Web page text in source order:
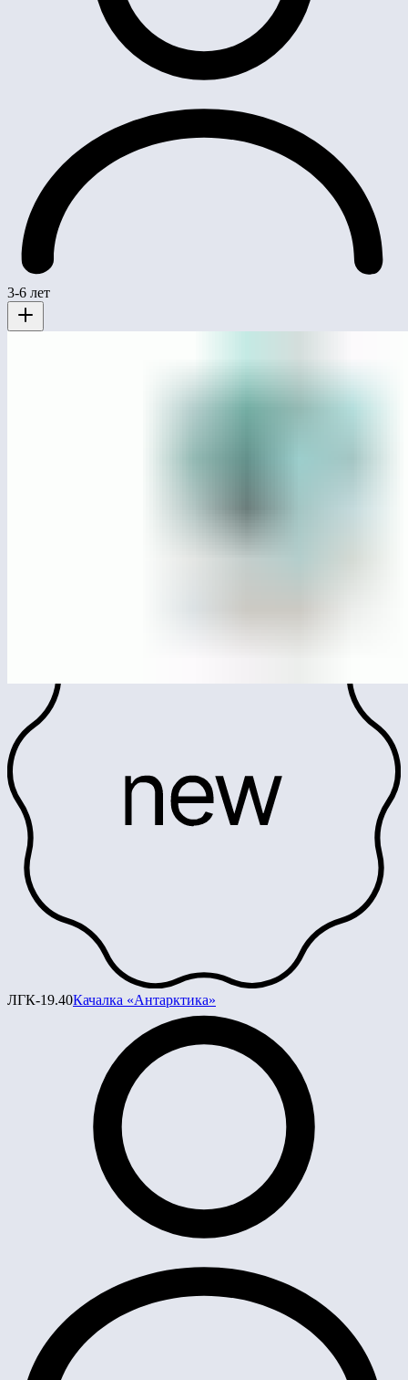
3-6 лет
ЛГК-19.40Качалка «Антарктика»